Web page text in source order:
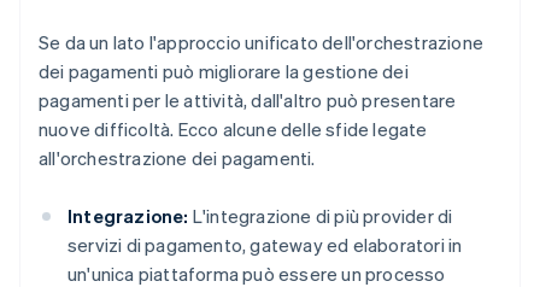
Se da un lato l'approccio unificato dell'orchestrazione
dei pagamenti può migliorare la gestione dei
pagamenti per le attività, dall'altro può presentare
nuove difficoltà. Ecco alcune delle sfide legate
all'orchestrazione dei pagamenti.
Integrazione: L'integrazione di più provider di
servizi di pagamento, gateway ed elaboratori in
un'unica piattaforma può essere un processo